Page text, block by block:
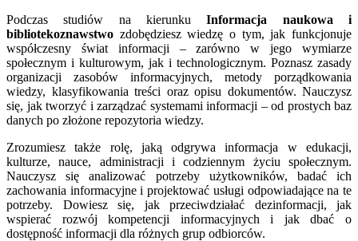
Podczas studiów na kierunkuInformacja naukowa i
bibliotekoznawstwo zdobędziesz wiedzę o tym, jak funkcjonuje
współczesny świat informacji – zarówno w jego wymiarze
społecznym i kulturowym, jak i technologicznym. Poznasz zasady
organizacji zasobów informacyjnych, metody porządkowania
wiedzy, klasyfikowania treści oraz opisu dokumentów. Nauczysz
się, jak tworzyć i zarządzać systemami informacji – od prostych baz
danych po złożone repozytoria wiedzy.
Zrozumiesz także rolę, jaką odgrywa informacja w edukacji,
kulturze, nauce, administracji i codziennym życiu społecznym.
Nauczysz się analizować potrzeby użytkowników, badać ich
zachowania informacyjne i projektować usługi odpowiadające na te
potrzeby. Dowiesz się, jak przeciwdziałać dezinformacji, jak
wspierać rozwój kompetencji informacyjnych i jak dbać o
dostępność informacji dla różnych grup odbiorców.